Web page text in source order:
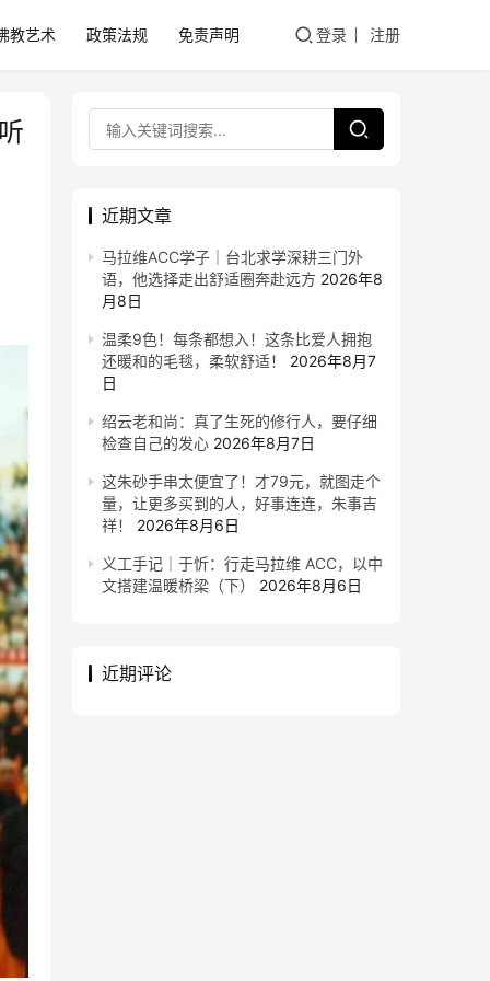
教艺术 政策法规 免责声明 登录 注册
近期文章
马拉维ACC学子｜台北求学深耕三门外
语，他选择走出舒适圈奔赴远方 2026年8
月8日
温柔9色！每条都想入！这条比爱人拥抱
还暖和的毛毯，柔软舒适！
2026年8月7
日
绍云老和尚：真了生死的修行人，要仔细
检查自己的发心 2026年8月7日
这朱砂手串太便宜了！才79元，就图走个
量，让更多买到的人，好事连连，朱事吉
祥！
2026年8月6日
义工手记｜于忻：行走马拉维 ACC，以中
文搭建温暖桥梁（下）
2026年8月6日
近期评论